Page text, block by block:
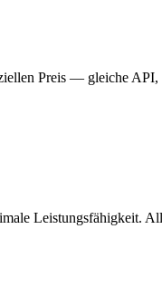
Preis — gleiche
Leistungsfähigkeit.